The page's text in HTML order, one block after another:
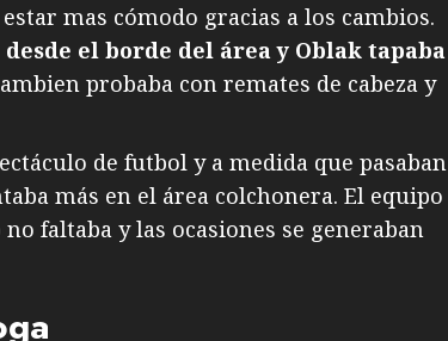
mas cómodo gracias a los cambios.
el borde del área y Oblak tapaba
probaba con remates de cabeza y
de futbol y a medida que pasaban
más en el área colchonera. El equipo
faltaba y las ocasiones se generaban